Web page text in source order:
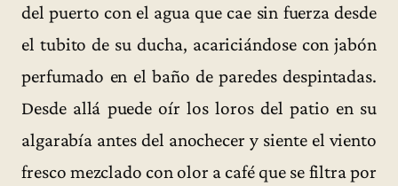
del puerto con el agua que cae sin fuerza desde
el tubito de su ducha, acariciándose con jabón
perfumado en el baño de paredes despintadas.
Desde allá puede oír los loros del patio en su
algarabía antes del anochecer y siente el viento
fresco mezclado con olor a café que se filtra por